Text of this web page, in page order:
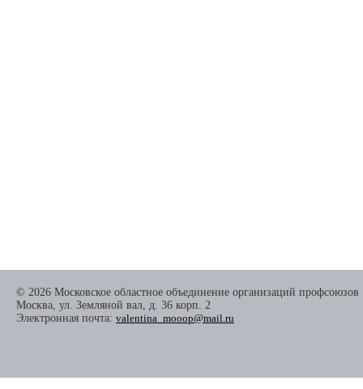
© 2026 Московское областное объединение организаций профсоюзов
Москва, ул. Земляной вал, д. 36 корп. 2
Электронная почта: valentina_mooop@mail.ru